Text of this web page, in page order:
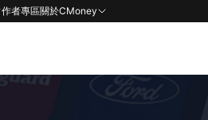
作者專區關於CMoney